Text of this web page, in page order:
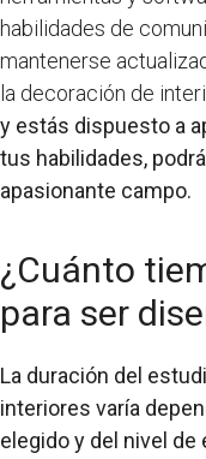
habilidades de
mantenerse
la decoración de
y estás dispuesto a
tus habilidades,
apasionante campo.
¿Cuánto
para ser
La duración del
interiores varía
elegido y del nivel